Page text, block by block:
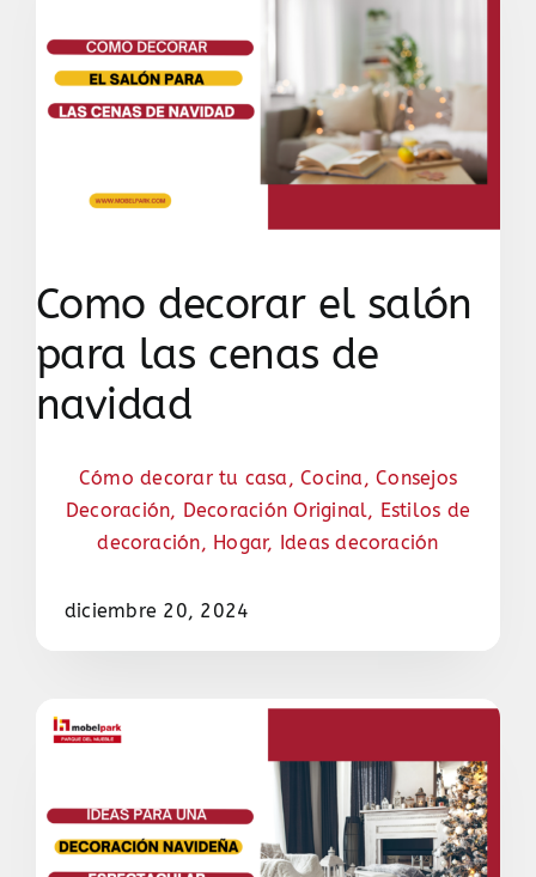
Como decorar el salón
para las cenas de
navidad
Cómo decorar tu casa ,Cocina ,Consejos
Decoración, Decoración Original, Estilos de
decoración, Hogar, Ideas decoración
diciembre 20, 2024